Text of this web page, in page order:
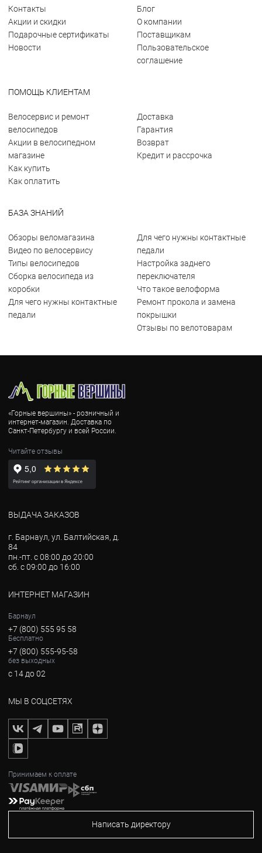
Контакты
Акции и скидки
Подарочные сертификаты
Новости
Блог
О компании
Поставщикам
Пользовательское
соглашение
ПОМОЩЬ КЛИЕНТАМ
Велосервис и ремонт
велосипедов
Акции в велосипедном
магазине
Как купить
Как оплатить
Доставка
Гарантия
Возврат
Кредит и рассрочка
БАЗА ЗНАНИЙ
Обзоры веломагазина
Видео по велосервису
Типы велосипедов
Сборка велосипеда из
коробки
Для чего нужны контактные
педали
Для чего нужны контактные
педали
Настройка заднего
переключателя
Что такое велоформа
Ремонт прокола и замена
покрышки
Отзывы по велотоварам
«Горные вершины» - розничный и
интернет-магазин. Доставка по
Санкт-Петербургу и всей России.
Читайте отзывы
ВЫДАЧА ЗАКАЗОВ
г. Барнаул, ул. Балтийская, д.
84
пн.-пт. с 08:00 до 20:00
сб. с 09:00 до 16:00
ИНТЕРНЕТ МАГАЗИН
Барнаул
+7 (800) 555 95 58
Бесплатно
+7 (800) 555-95-58
без выходных
с 14 до 02
МЫ В СОЦСЕТЯХ
Принимаем к оплате
Написать директору